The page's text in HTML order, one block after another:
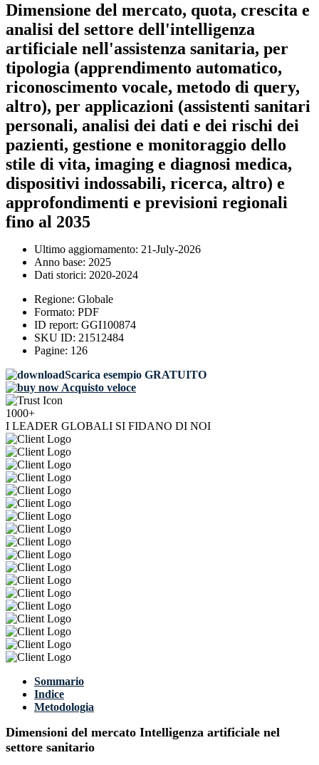
Dimensione del mercato, quota, crescita e
analisi del settore dell'intelligenza
artificiale nell'assistenza sanitaria, per
tipologia (apprendimento automatico,
riconoscimento vocale, metodo di query,
altro), per applicazioni (assistenti sanitari
personali, analisi dei dati e dei rischi dei
pazienti, gestione e monitoraggio dello
stile di vita, imaging e diagnosi medica,
dispositivi indossabili, ricerca, altro) e
approfondimenti e previsioni regionali
fino al 2035
Ultimo aggiornamento: 21-July-2026
Anno base: 2025
Dati storici: 2020-2024
Regione: Globale
Formato: PDF
ID report: GGI100874
SKU ID: 21512484
Pagine: 126
Scarica esempio GRATUITO
Acquisto veloce
1000+
I LEADER GLOBALI SI FIDANO DI NOI
Sommario
Indice
Metodologia
Dimensioni del mercato Intelligenza artificiale nel
settore sanitario